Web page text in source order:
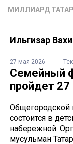
МИЛЛИАРД ТАТАР
Ильгизар
27 мая 2026
Семейный
пройдет 27
Общегородской
состоится в
набережной.
мусульман